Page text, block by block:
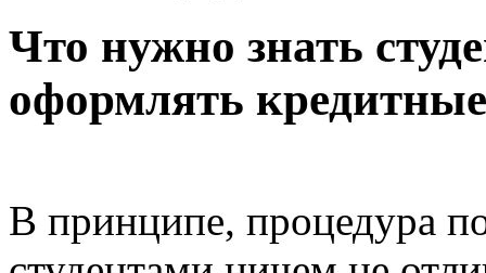
Что нужно знать
оформлять
В принципе, процедура